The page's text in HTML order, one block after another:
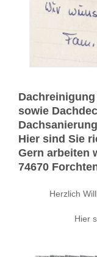
sowie
Hier sind Sie
Gern arbeiten
74670
Herzlich
Hier